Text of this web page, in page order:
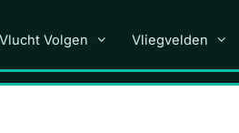
Vlucht Volgen Vliegvelden